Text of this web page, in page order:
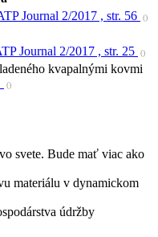
Journal 2/2017 , str. 56 ()
Journal 2/2017 , str. 25 ()
kvapalnými kovmi
()
svete. Bude mať viac ako
materiálu v dynamickom
údržby